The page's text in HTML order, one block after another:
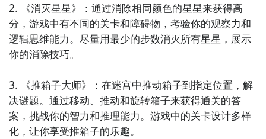
2. 《消灭星星》：通过消除相同颜色的星星来获得高
分，游戏中有不同的关卡和障碍物，考验你的观察力和
逻辑思维能力。尽量用最少的步数消灭所有星星，展示
你的消除技巧。
3. 《推箱子大师》：在迷宫中推动箱子到指定位置，解
决谜题。通过移动、推动和旋转箱子来获得通关的答
案，挑战你的智力和推理能力。游戏中的关卡设计多样
化，让你享受推箱子的乐趣。